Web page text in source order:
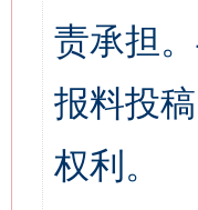
责承担
报料投
权利。